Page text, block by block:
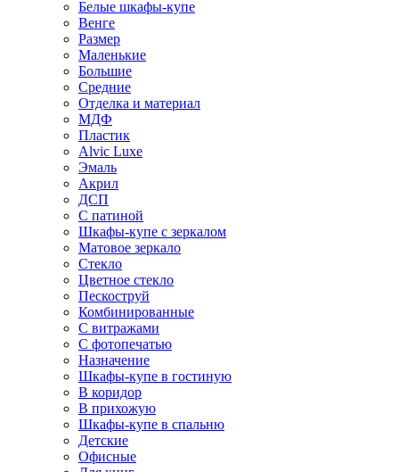
Белые шкафы-купе
Венге
Размер
Маленькие
Большие
Средние
Отделка и материал
МДФ
Пластик
Alvic Luxe
Эмаль
Акрил
ДСП
С патиной
Шкафы-купе с зеркалом
Матовое зеркало
Стекло
Цветное стекло
Пескоструй
Комбинированные
С витражами
С фотопечатью
Назначение
Шкафы-купе в гостиную
В коридор
В прихожую
Шкафы-купе в спальню
Детские
Офисные